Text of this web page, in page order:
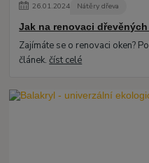
26.01.2024 Nátěry dřeva
Jak na renovaci
Zajímáte se o renovaci oken?
článek.číst celé